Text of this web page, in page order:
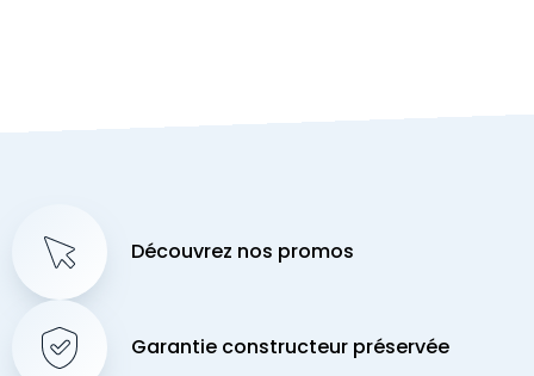
Découvrez nos promos
Garantie constructeur préservée